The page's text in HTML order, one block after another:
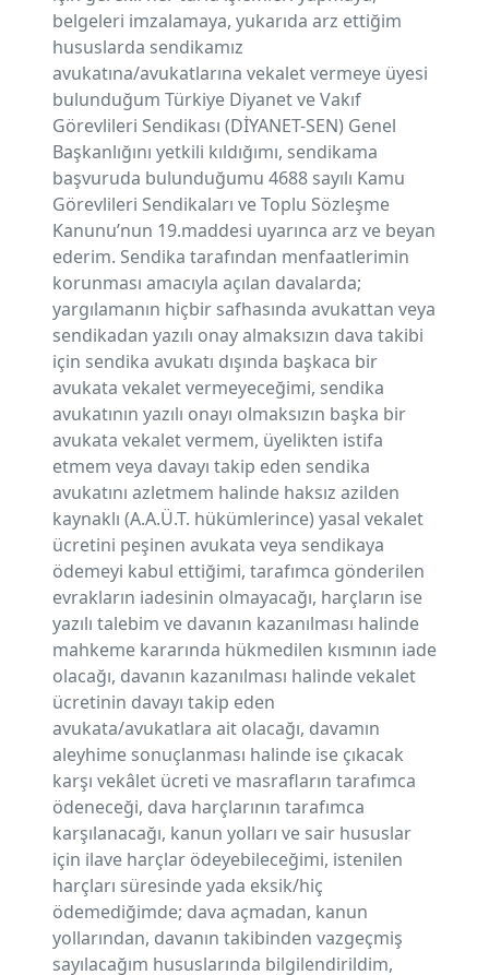
belgeleri imzalamaya, yukarıda arz ettiğim
hususlarda sendikamız
avukatına/avukatlarına vekalet vermeye üyesi
bulunduğum Türkiye Diyanet ve Vakıf
Görevlileri Sendikası (DİYANET-SEN) Genel
Başkanlığını yetkili kıldığımı, sendikama
başvuruda bulunduğumu 4688 sayılı Kamu
Görevlileri Sendikaları ve Toplu Sözleşme
Kanunu’nun 19.maddesi uyarınca arz ve beyan
ederim. Sendika tarafından menfaatlerimin
korunması amacıyla açılan davalarda;
yargılamanın hiçbir safhasında avukattan veya
sendikadan yazılı onay almaksızın dava takibi
için sendika avukatı dışında başkaca bir
avukata vekalet vermeyeceğimi, sendika
avukatının yazılı onayı olmaksızın başka bir
avukata vekalet vermem, üyelikten istifa
etmem veya davayı takip eden sendika
avukatını azletmem halinde haksız azilden
kaynaklı (A.A.Ü.T. hükümlerince) yasal vekalet
ücretini peşinen avukata veya sendikaya
ödemeyi kabul ettiğimi, tarafımca gönderilen
evrakların iadesinin olmayacağı, harçların ise
yazılı talebim ve davanın kazanılması halinde
mahkeme kararında hükmedilen kısmının iade
olacağı, davanın kazanılması halinde vekalet
ücretinin davayı takip eden
avukata/avukatlara ait olacağı, davamın
aleyhime sonuçlanması halinde ise çıkacak
karşı vekâlet ücreti ve masrafların tarafımca
ödeneceği, dava harçlarının tarafımca
karşılanacağı, kanun yolları ve sair hususlar
için ilave harçlar ödeyebileceğimi, istenilen
harçları süresinde yada eksik/hiç
ödemediğimde; dava açmadan, kanun
yollarından, davanın takibinden vazgeçmiş
sayılacağım hususlarında bilgilendirildim,